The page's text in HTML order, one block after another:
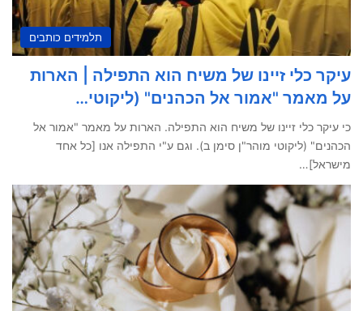
תלמידים כותבים
עיקר כלי זיינו של משיח הוא התפילה | הארות
על מאמר "אמור אל הכהנים" (ליקוטי…
כי עיקר כלי זיינו של משיח הוא התפילה. הארות על מאמר "אמור אל
הכהנים" (ליקוטי מוהר"ן סימן ב). וגם ע"י התפילה אנו [כל אחד
מישראל]…